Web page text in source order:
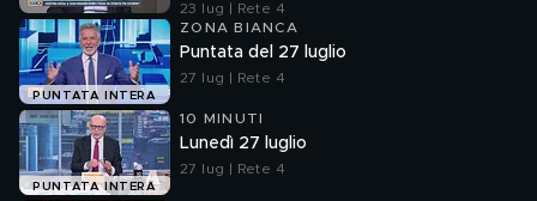
23 lug | Rete 4
PUNTATA INTERA
ZONA BIANCA
Puntata del 27 luglio
27 lug | Rete 4
PUNTATA INTERA
10 MINUTI
Lunedì 27 luglio
27 lug | Rete 4